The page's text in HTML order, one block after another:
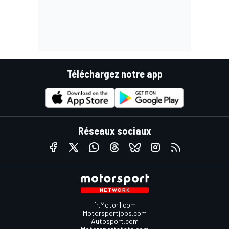
Téléchargez notre app
Réseaux sociaux
fr.Motor1.com
Motorsportjobs.com
Autosport.com